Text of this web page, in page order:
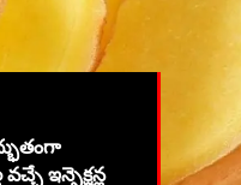
ఇన్ఫెక్షన్ల